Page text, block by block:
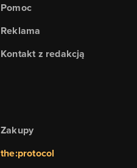
Pomoc
Reklama
Kontakt z redakcją
Zakupy
the:protocol